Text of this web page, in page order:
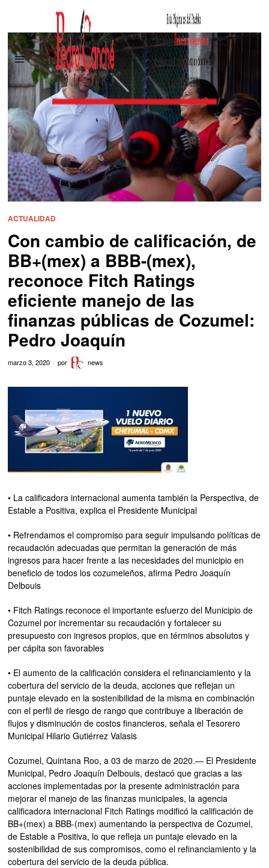
ACTUALIDAD
Con cambio de calificación, de
BB+(mex) a BBB-(mex),
reconoce Fitch Ratings
eficiente manejo de las
finanzas públicas de Cozumel:
Pedro Joaquín
marzo 3, 2020 por news
• La calificadora internacional aumenta también la Perspectiva, de
Estable a Positiva, explica el Presidente Municipal
• Refrendamos el compromiso para seguir impulsando políticas de
recaudación adecuadas que permitan la generación de más
ingresos para hacer frente a las necesidades del municipio en
beneficio de todos los cozumeleños, afirma Pedro Joaquín
Delbouis
• Fitch Ratings reconoce el importante esfuerzo del Municipio de
Cozumel por incrementar su recaudación y fortalecer su
presupuesto con ingresos propios, que en términos absolutos y
per cápita son favorables
• El aumento de la calificación considera el refinanciamiento y la
cobertura del servicio de la deuda, acciones que reflejan un
puntaje elevado en la sostenibilidad de la misma en combinación
con el perfil de riesgo de rango que contribuye a liberación de
flujos y disminución de costos financieros, señala el Tesorero
Municipal Hilario Gutiérrez Valasis
Cozumel, Quintana Roo, a 03 de marzo de 2020.— El Presidente
Municipal, Pedro Joaquín Delbouis, destacó que gracias a las
acciones implementadas por la presente administración para
mejorar el manejo de las finanzas municipales, la agencia
calificadora internacional Fitch Ratings modificó la calificación de
BB+(mex) a BBB-(mex) aumentando la perspectiva de Cozumel,
de Estable a Positiva, lo que refleja un puntaje elevado en la
sostenibilidad de sus compromisos, como el refinanciamiento y la
cobertura del servicio de la deuda pública.